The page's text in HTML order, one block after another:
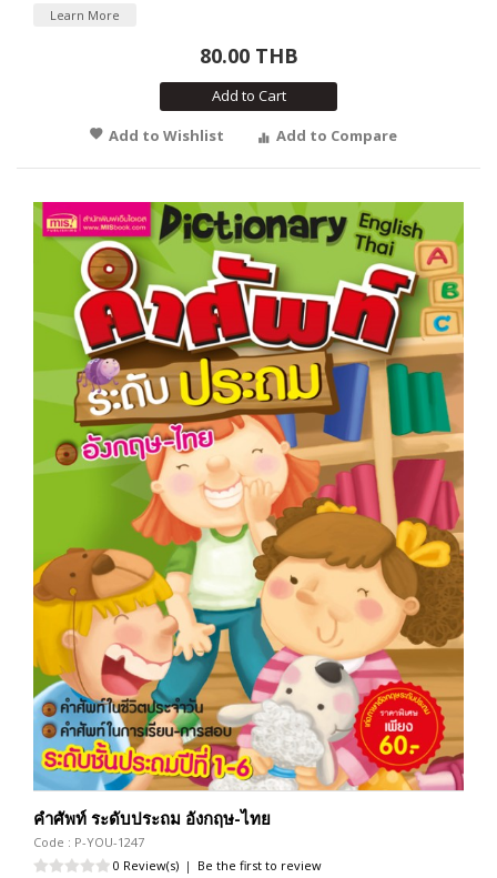
Learn More
80.00 THB
Add to Cart
Add to Wishlist
Add to Compare
คำศัพท์ ระดับประถม อังกฤษ-ไทย
Code : P-YOU-1247
0 Review(s) | Be the first to review